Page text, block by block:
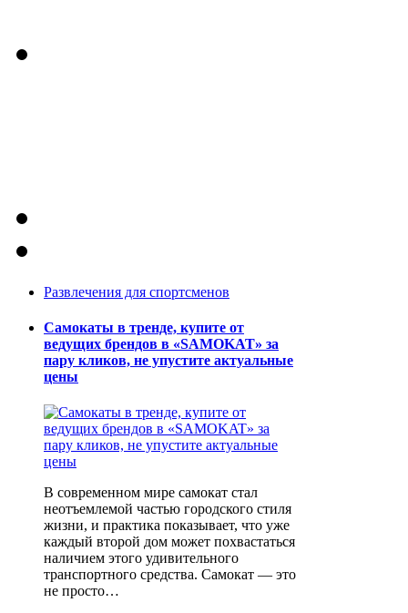
Развлечения для спортсменов
Самокаты в тренде, купите от
ведущих брендов в «SAMOKAT» за
пару кликов, не упустите актуальные
цены
В современном мире самокат стал
неотъемлемой частью городского стиля
жизни, и практика показывает, что уже
каждый второй дом может похвастаться
наличием этого удивительного
транспортного средства. Самокат — это
не просто…